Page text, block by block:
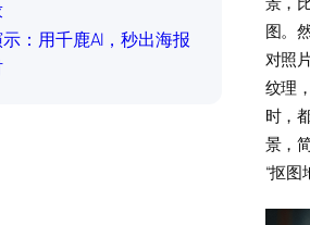
：用千鹿AI，秒出海报
图。
对照
纹理
时，
景，
“抠图